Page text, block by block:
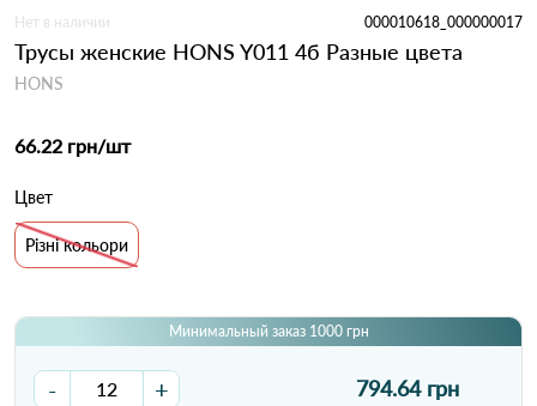
Нет в наличии 000010618_000000017
Трусы женские HONS Y011 4б Разные цвета
HONS
66.22 грн/шт
Цвет
Різні кольори
Минимальный заказ 1000 грн
- + 794.64 грн